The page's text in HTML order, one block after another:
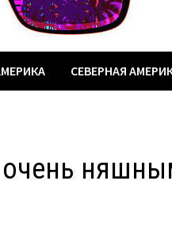
СЕВЕРНАЯ
очень